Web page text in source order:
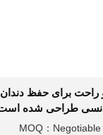
برای حفظ دندان
طراحی شده
MOQ：Negotiable